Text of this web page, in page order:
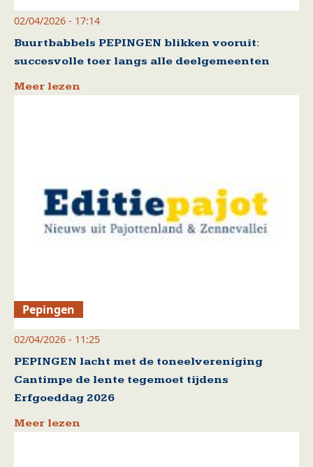
02/04/2026 - 17:14
Buurtbabbels PEPINGEN blikken vooruit:
succesvolle toer langs alle deelgemeenten
Meer lezen
Pepingen
02/04/2026 - 11:25
PEPINGEN lacht met de toneelvereniging
Cantimpe de lente tegemoet tijdens
Erfgoeddag 2026
Meer lezen